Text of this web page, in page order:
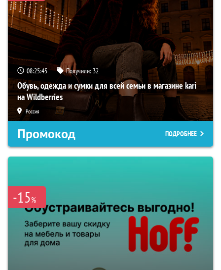
08:25:44 Получили: 32
Обувь, одежда и сумки для всей семьи в магазине kari
на Wildberries
Россия
Промокод ПОДРОБНЕЕ
-15%